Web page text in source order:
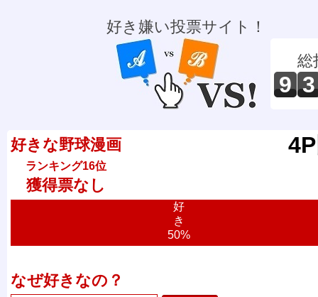
好き嫌い投票サイト！
総
9 3
好きな野球漫画
ランキング16位
獲得票なし
好
き
50%
なぜ好きなの？